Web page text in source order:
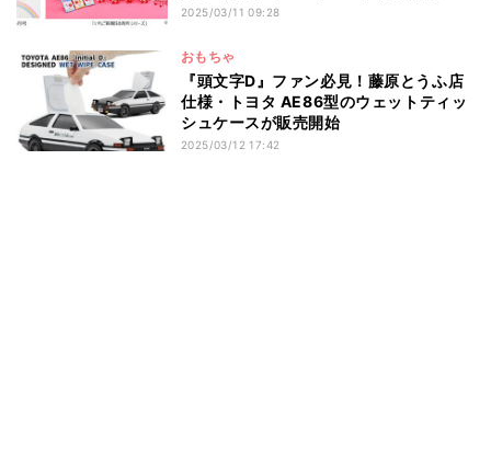
2025/03/11 09:28
おもちゃ
『頭文字D』ファン必見！藤原とうふ店
仕様・トヨタ AE86型のウェットティッ
シュケースが販売開始
2025/03/12 17:42